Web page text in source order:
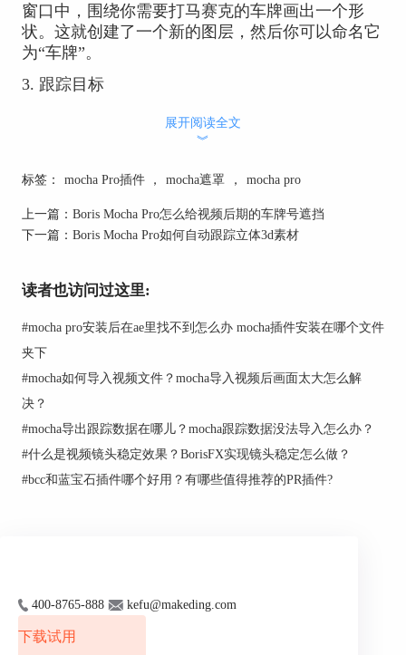
窗口中，围绕你需要打马赛克的车牌画出一个形
状。这就创建了一个新的图层，然后你可以命名它
为“车牌”。
3. 跟踪目标
接下来，选择你刚才创建的图层，右键单击它，并
选择“Track Forward”或“Track Backward”选项。这
现偏离，你可以暂停并调整图层的形状和位置，然
4.添加马赛克效果
图2：添加马赛克效果
跟踪完成后，切换到"Effect"面板，然后在下拉菜单
中选择"Mosaic"（马赛克）效果。你可以调整马赛
择"Export Rendered Clip..."，选择你想要的格式和
车牌打马赛克的工作。
展开阅读全文
︾
标签： mocha Pro插件 ， mocha遮罩 ， mocha pro
上一篇： Boris Mocha Pro怎么给视频后期的车牌号遮挡
下一篇： Boris Mocha Pro如何自动跟踪立体3d素材
读者也访问过这里:
#mocha pro安装后在ae里找不到怎么办 mocha插件安装在哪个文件
夹下
#mocha如何导入视频文件？mocha导入视频后画面太大怎么解
决？
#mocha导出跟踪数据在哪儿？mocha跟踪数据没法导入怎么办？
#什么是视频镜头稳定效果？BorisFX实现镜头稳定怎么做？
#bcc和蓝宝石插件哪个好用？有哪些值得推荐的PR插件?
400-8765-888 kefu@makeding.com
下载试用